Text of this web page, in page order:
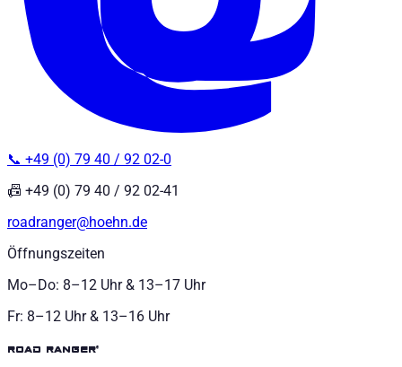
📞 +49 (0) 79 40 / 92 02-0
📠 +49 (0) 79 40 / 92 02-41
roadranger@hoehn.de
Öffnungszeiten
Mo–Do: 8–12 Uhr & 13–17 Uhr
Fr: 8–12 Uhr & 13–16 Uhr
road ranger®